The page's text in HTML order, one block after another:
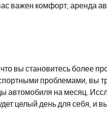
важен комфорт, аренда
вы становитесь более
проблемами, вы
автомобиля на месяц.
целый день для себя, и